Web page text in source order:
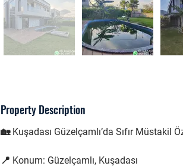
Property Description
🏡 Kuşadası Güzelçamlı’da Sıfır Müstakil
📍 Konum: Güzelçamlı, Kuşadası